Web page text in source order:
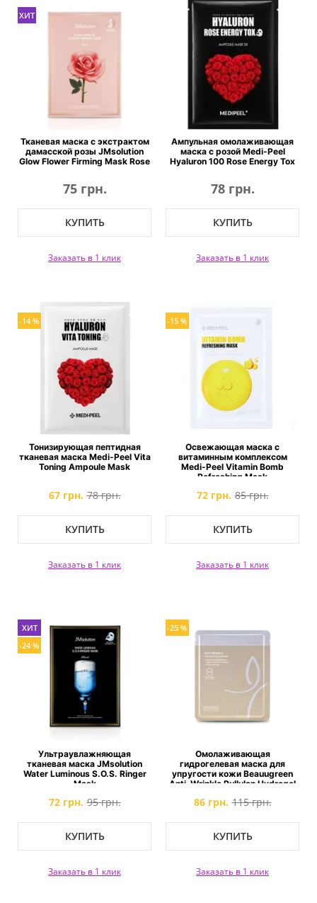
ХИТ
Тканевая маска с экстрактом
дамасской розы JMsolution
Glow Flower Firming Mask Rose
75 грн.
КУПИТЬ
Заказать в 1 клик
Ампульная омолаживающая
маска с розой Medi-Peel
Hyaluron 100 Rose Energy Tox
78 грн.
КУПИТЬ
Заказать в 1 клик
-14 %
Тонизирующая пептидная
тканевая маска Medi-Peel Vita
Toning Ampoule Mask
67 грн. 78 грн.
КУПИТЬ
Заказать в 1 клик
-15 %
Освежающая маска с
витаминным комплексом
Medi-Peel Vitamin Bomb
Refreshing Mask
72 грн. 85 грн.
КУПИТЬ
Заказать в 1 клик
ХИТ
-24 %
Ультраувлажняющая
тканевая маска JMsolution
Water Luminous S.O.S. Ringer
Mask
72 грн. 95 грн.
КУПИТЬ
Заказать в 1 клик
-25 %
Омолаживающая
гидрогелевая маска для
упругости кожи Beauugreen
Anti-Wrinkle Pullulan Hydrogel
86 грн. 115 грн.
КУПИТЬ
Заказать в 1 клик